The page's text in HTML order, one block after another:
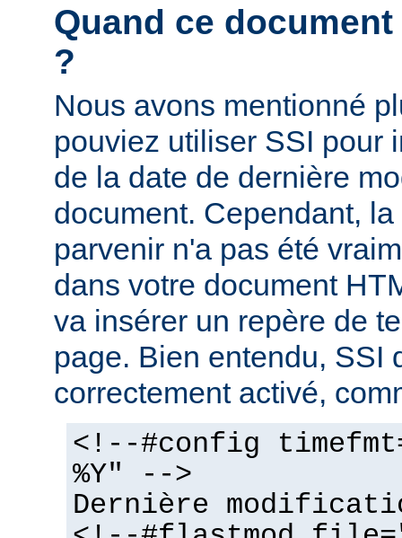
Quand ce
?
Nous avons mentionné
pouviez utiliser SSI pour
de la date de dernière
document. Cependant,
parvenir n'a pas été
dans votre document
va insérer un repère de
page. Bien entendu, SSI
correctement activé,
<!--#config
%Y" -->
Dernière